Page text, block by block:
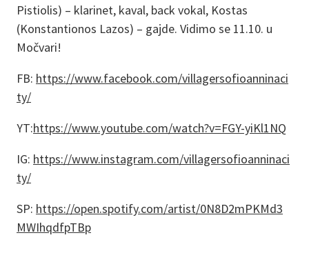
Pistiolis) – klarinet, kaval, back vokal, Kostas
(Konstantionos Lazos) – gajde. Vidimo se 11.10. u
Močvari!
FB: https://www.facebook.com/villagersofioanninaci
ty/
YT:https://www.youtube.com/watch?v=FGY-yiKl1NQ
IG: https://www.instagram.com/villagersofioanninaci
ty/
SP: https://open.spotify.com/artist/0N8D2mPKMd3
MWIhqdfpTBp